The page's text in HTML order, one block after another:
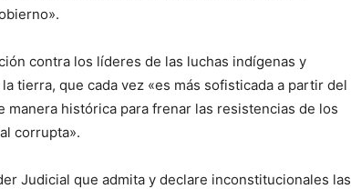
contra los líderes de las luchas indígenas y
tierra, que cada vez «es más sofisticada a partir del
histórica para frenar las resistencias de los
corrupta».
Judicial que admita y declare inconstitucionales las